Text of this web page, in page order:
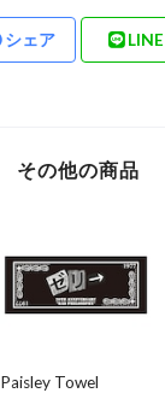
シェア LINE
その他の商品
Paisley Towel